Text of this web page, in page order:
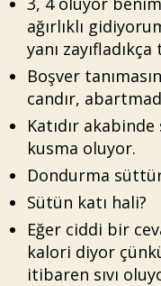
ağırlıklı
yanı
Boşver
candır,
Katıdır
kusma oluyor.
Dondurma
Sütün katı hali?
Eğer ciddi bir
kalori diyor
itibaren sıvı